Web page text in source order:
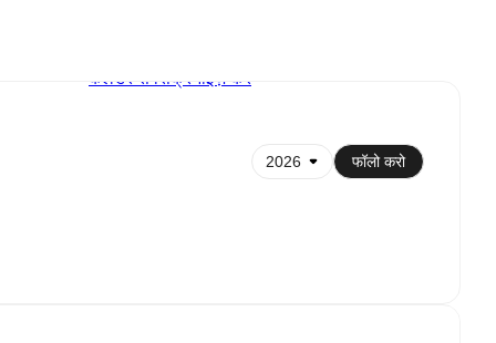
कैलेंडर से सिंक्रनाइज़ करें
फॉलो करो